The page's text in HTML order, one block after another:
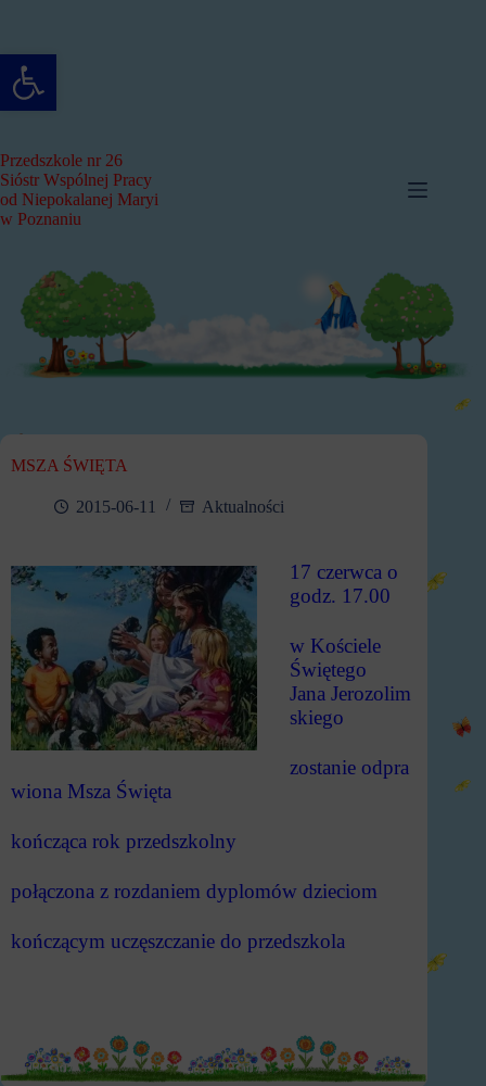
Otwórz pasek narzędzi
Przedszkole nr 26
Sióstr Wspólnej Pracy
od Niepokalanej Maryi
w Poznaniu
MSZA ŚWIĘTA
2015-06-11 Aktualności
17 czerwca o
godz. 17.00
w Kościele
Świętego
Jana Jerozolim
skiego
zostanie odpra
wiona Msza Święta
kończąca rok przedszkolny
połączona z rozdaniem dyplomów dzieciom
kończącym uczęszczanie do przedszkola